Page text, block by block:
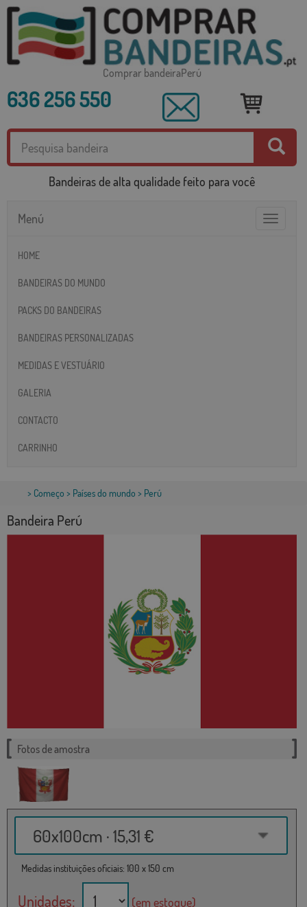
Comprar bandeiraPerú
636 256 550
Bandeiras de alta qualidade feito para você
Toggle
Menú
HOME
BANDEIRAS DO MUNDO
PACKS DO BANDEIRAS
BANDEIRAS PERSONALIZADAS
MEDIDAS E VESTUÁRIO
GALERIA
CONTACTO
CARRINHO
> Começo > Países do mundo > Perú
Bandeira Perú
Fotos de amostra
60x100cm · 15,31 €
Medidas instituições oficiais: 100 x 150 cm
Unidades: (em estoque)